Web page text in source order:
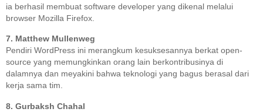
ia berhasil membuat software developer yang dikenal melalui
browser Mozilla Firefox.
7. Matthew Mullenweg
Pendiri WordPress ini merangkum kesuksesannya berkat open-
source yang memungkinkan orang lain berkontribusinya di
dalamnya dan meyakini bahwa teknologi yang bagus berasal dari
kerja sama tim.
8. Gurbaksh Chahal